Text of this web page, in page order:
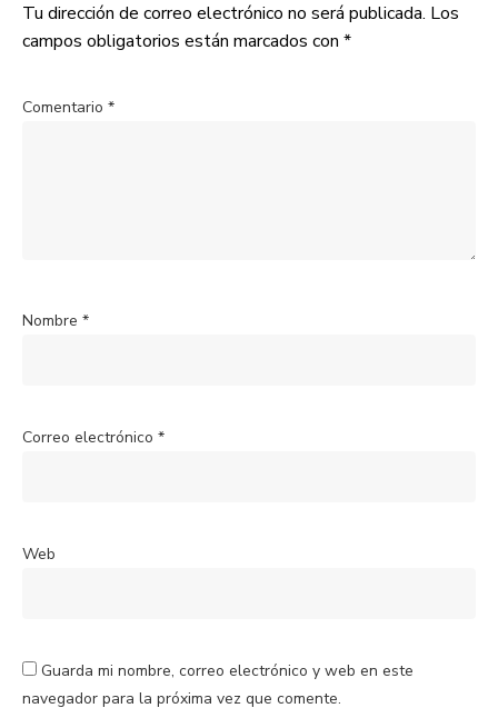
Tu dirección de correo electrónico no será publicada. Los
campos obligatorios están marcados con *
Comentario *
Nombre *
Correo electrónico *
Web
Guarda mi nombre, correo electrónico y web en este
navegador para la próxima vez que comente.